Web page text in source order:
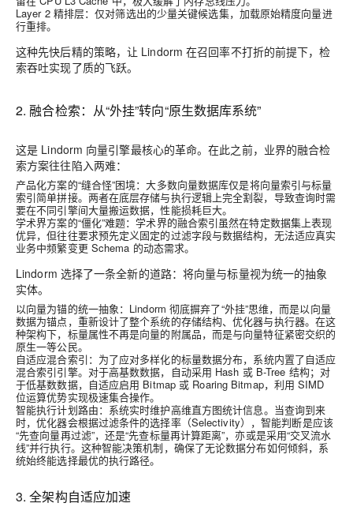
Layer 2 精排层：仅对筛选出的少量关键候选集，加载原始精度向量进
行重排。
这种先快后精的策略，让 Lindorm 在召回率不打折的前提下，检
索吞吐实现了质的飞跃。
2. 融合检索：从“外挂”转向“原生数据库系统”
这是 Lindorm 向量引擎最核心的革命。在此之前，业界的融合检
索方案往往陷入两难：
产品化方案的“缝合怪”困境：大多数向量数据库仅是将向量索引与标量
索引简单拼接。两者在底层存储与执行逻辑上完全割裂，导致查询时需
要在不同引擎间大量搬运数据，性能损耗巨大。
学术界方案的“僵化”难题：学术界的融合索引虽然在特定数据集上表现
优异，但往往要求预先定义固定的过滤字段与数据结构，无法适应真实
业务中频繁变更 Schema 的动态需求。
Lindorm 选择了一条全新的道路： 将向量与标量视为统一的抽象
实体。
以向量为锚的统一抽象 ：Lindorm 彻底摒弃了“外挂”思维，而是以向量
数据为锚点，重新设计了整个系统的存储结构、优化器与执行器。在这
种架构下，标量属性不再是向量的附属品，而是与向量特征紧密交织的
原生一等公民。
自适应混合索引：为了应对多样化的标量数据分布，系统内置了自适应
混合索引引擎。对于高基数数据，自动采用 Hash 或 B-Tree 结构；对
于低基数数据，自适应启用 Bitmap或 Roaring Bitmap，利用 SIMD
位运算优势实现极速集合操作。
智能执行计划路由：系统实时维护高维直方图统计信息。当查询到来
时，优化器会根据过滤条件的选择率（Selectivity），智能判断是应该
“先查向量再过滤”，还是“先查标量再计算距离”，亦或是采用“交叉流水
线”并行执行。这种智能决策机制，确保了无论数据分布如何倾斜，系
统始终能选择最优的执行路径。
3. 全架构自适应加速